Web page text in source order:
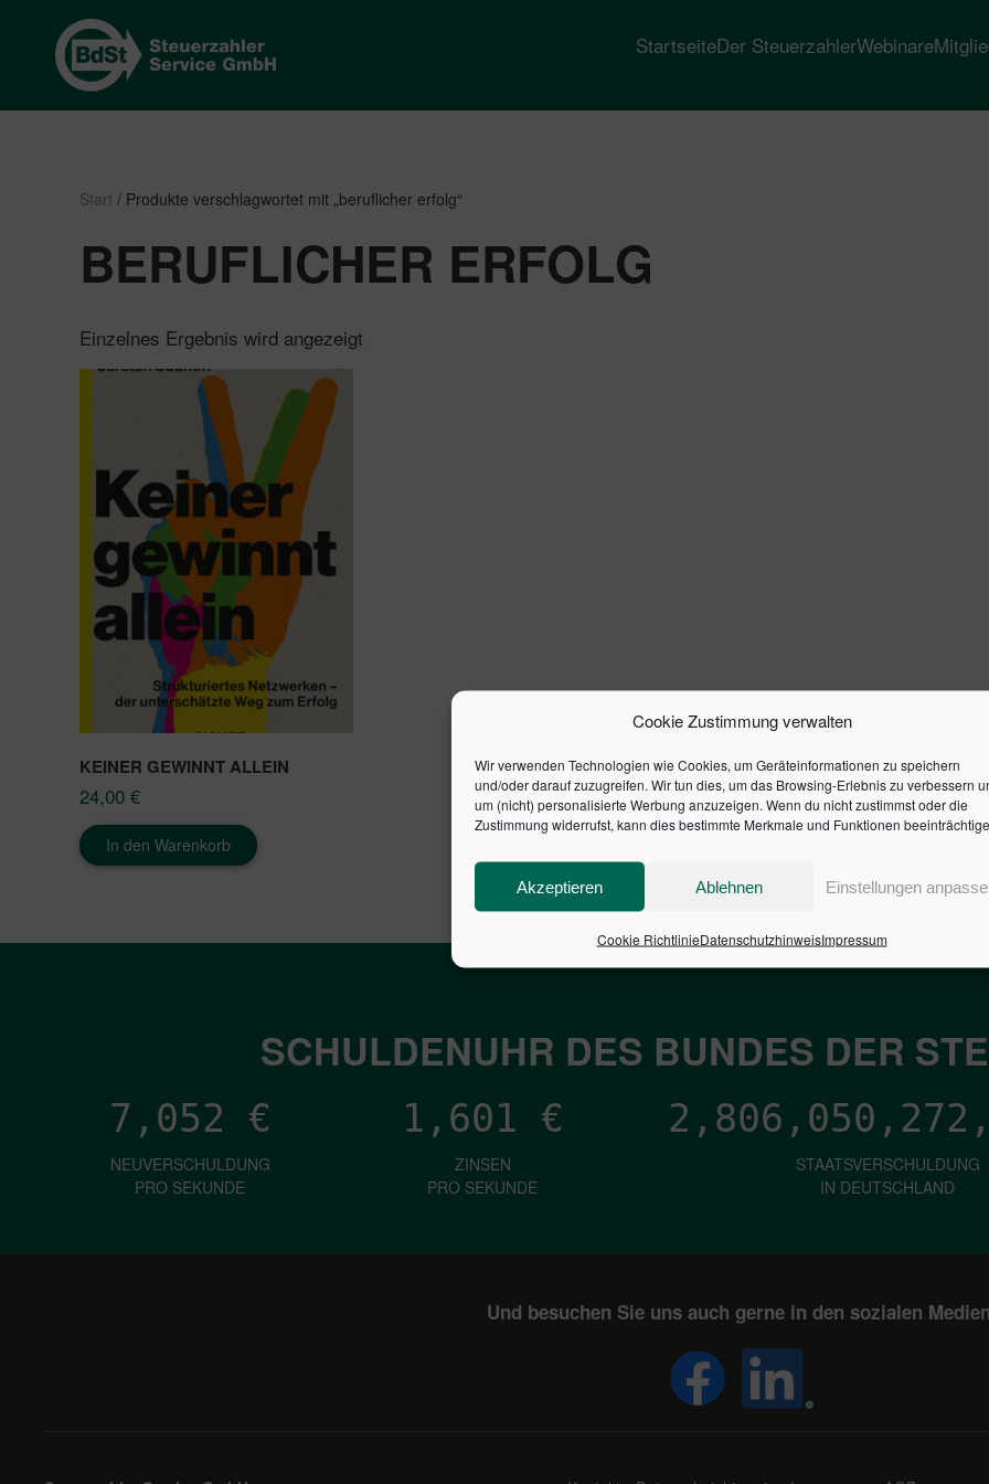
Cookie Zustimmung verwalten
Wir verwenden Technologien wie Cookies, um Geräteinformationen zu speichern
und/oder darauf zuzugreifen. Wir tun dies, um das Browsing-Erlebnis zu verbessern
um (nicht) personalisierte Werbung anzuzeigen. Wenn du nicht zustimmst oder die
Zustimmung widerrufst, kann dies bestimmte Merkmale und Funktionen
Akzeptieren Ablehnen Einstellungen
Cookie RichtlinieDatenschutzhinweisImpressum
StartseiteDer SteuerzahlerWebinare
Start / Produkte verschlagwortet mit „beruflicher erfolg“
BERUFLICHER ERFOLG
Einzelnes Ergebnis wird angezeigt
KEINER GEWINNT ALLEIN
24,00 €
In den Warenkorb
SCHULDENUHR DES BUNDES DER
7,052 €
NEUVERSCHULDUNG
PRO SEKUNDE
1,601 €
ZINSEN
PRO SEKUNDE
STAATSVERSCHULDUNG
IN DEUTSCHLAND
Und besuchen Sie uns auch gerne in den sozialen